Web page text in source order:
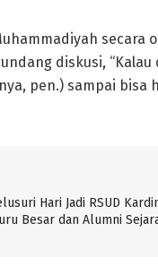
secara
diskusi,
pen.) sampai bisa
Hari Jadi RSUD
Besar dan Alumni